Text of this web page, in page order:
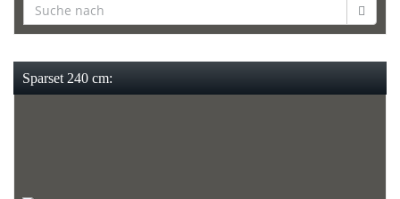
Sparset 240 cm: